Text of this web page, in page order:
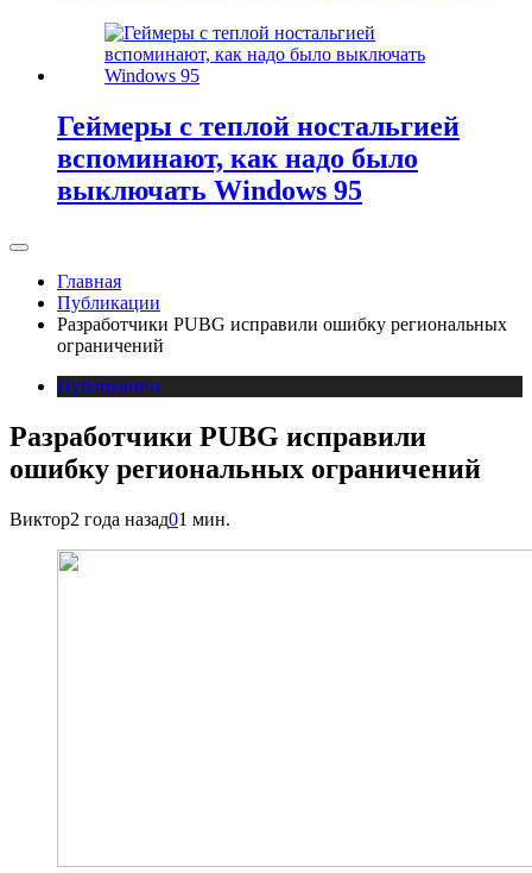
Геймеры с теплой ностальгией
вспоминают, как надо было
выключать Windows 95
Главная
Публикации
Разработчики PUBG исправили ошибку региональных
ограничений
Публикации
Разработчики PUBG исправили
ошибку региональных ограничений
Виктор2 года назад01 мин.